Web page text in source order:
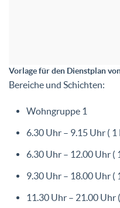
Vorlage für den Dienstplan
Bereiche und Schichten:
Wohngruppe 1
6.30 Uhr – 9.15 Uhr ( 1
6.30 Uhr – 12.00 Uhr (
9.30 Uhr – 18.00 Uhr (
11.30 Uhr – 21.00 Uhr